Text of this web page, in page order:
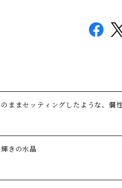
ままセッティングしたような、個
きの水晶